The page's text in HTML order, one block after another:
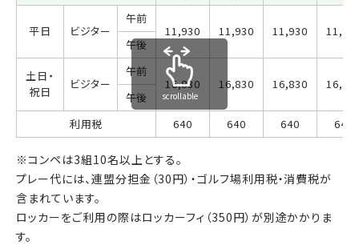
平日 ビジター
午前
11,930
11,930 11,930
午後
土日・
祝日
ビジター
午前
16,830
16,830 16,830
午後
利用税
640 640 640 640
scrollable
※コンペは3組10名以上とする。
プレー代には、連盟分担金（30円）・ゴルフ場利用税・消費税が
含まれています。
ロッカーをご利用の際はロッカーフィ（350円）が別途かかりま
す。